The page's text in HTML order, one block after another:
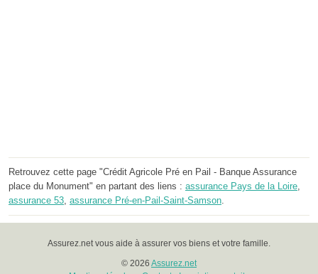
Retrouvez cette page "Crédit Agricole Pré en Pail - Banque Assurance
place du Monument" en partant des liens : assurance Pays de la Loire
assurance 53 assurance Pré-en-Pail-Saint-Samson
Assurez.net vous aide à assurer vos biens et votre famille.
© 2026 Assurez.net